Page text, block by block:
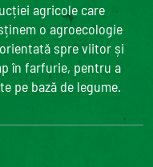
agricole care
o agroecologie
spre viitor și
în farfurie, pentru a
pe bază de legume.